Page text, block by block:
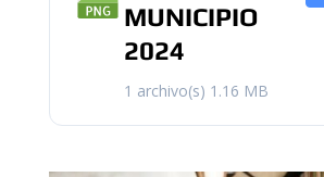
MUNICIPIO
2024
1 archivo(s) 1.16 MB